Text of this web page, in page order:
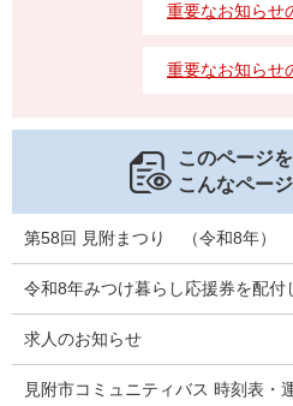
重要なお知らせ
重要なお知らせ
このページ
こんなペー
第58回 見附まつり （令和8年）
令和8年みつけ暮らし応援券を配付
求人のお知らせ
見附市コミュニティバス 時刻表・